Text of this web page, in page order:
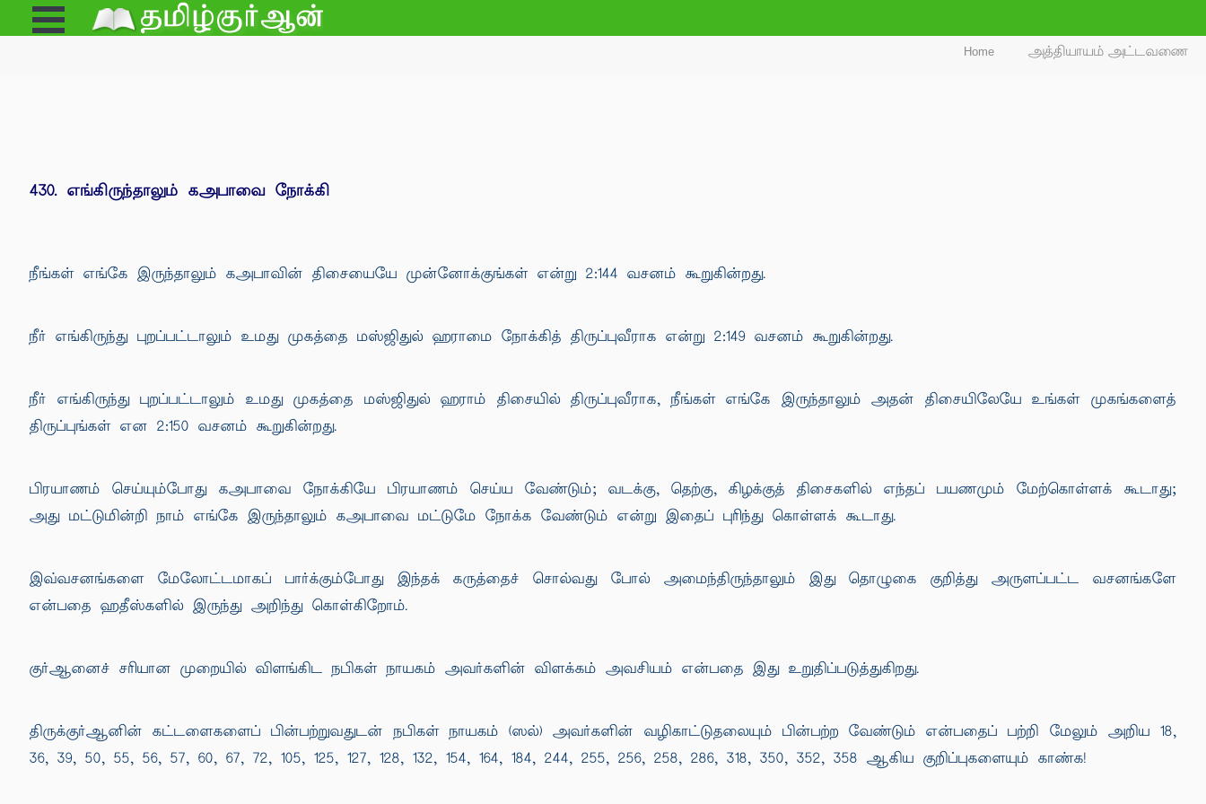
Open
Menu
Home அத்தியாயம் அட்டவணை
430. எங்கிருந்தாலும் கஅபாவை நோக்கி
நீங்கள் எங்கே இருந்தாலும் கஅபாவின் திசையையே முன்னோக்குங்கள் என்று 2:144 வசனம் கூறுகின்றது.
நீர் எங்கிருந்து புறப்பட்டாலும் உமது முகத்தை மஸ்ஜிதுல் ஹராமை நோக்கித் திருப்புவீராக என்று 2:149 வசனம் கூறுகின்றது.
நீர் எங்கிருந்து புறப்பட்டாலும் உமது முகத்தை மஸ்ஜிதுல் ஹராம் திசையில் திருப்புவீராக, நீங்கள் எங்கே இருந்தாலும் அதன் திசையிலேயே உங்கள் முகங்களைத்
திருப்புங்கள் என 2:150 வசனம் கூறுகின்றது.
பிரயாணம் செய்யும்போது கஅபாவை நோக்கியே பிரயாணம் செய்ய வேண்டும்; வடக்கு, தெற்கு, கிழக்குத் திசைகளில் எந்தப் பயணமும் மேற்கொள்ளக் கூடாது;
அது மட்டுமின்றி நாம் எங்கே இருந்தாலும் கஅபாவை மட்டுமே நோக்க வேண்டும் என்று இதைப் புரிந்து கொள்ளக் கூடாது.
இவ்வசனங்களை மேலோட்டமாகப் பார்க்கும்போது இந்தக் கருத்தைச் சொல்வது போல் அமைந்திருந்தாலும் இது தொழுகை குறித்து அருளப்பட்ட வசனங்களே
என்பதை ஹதீஸ்களில் இருந்து அறிந்து கொள்கிறோம்.
குர்ஆனைச் சரியான முறையில் விளங்கிட நபிகள் நாயகம் அவர்களின் விளக்கம் அவசியம் என்பதை இது உறுதிப்படுத்துகிறது.
திருக்குர்ஆனின் கட்டளைகளைப் பின்பற்றுவதுடன் நபிகள் நாயகம் (ஸல்) அவர்களின் வழிகாட்டுதலையும் பின்பற்ற வேண்டும் என்பதைப் பற்றி மேலும் அறிய 18,
36, 39, 50, 55, 56, 57, 60, 67, 72, 105, 125, 127, 128, 132, 154, 164, 184, 244, 255, 256, 258, 286, 318, 350, 352, 358 ஆகிய குறிப்புகளையும் காண்க!